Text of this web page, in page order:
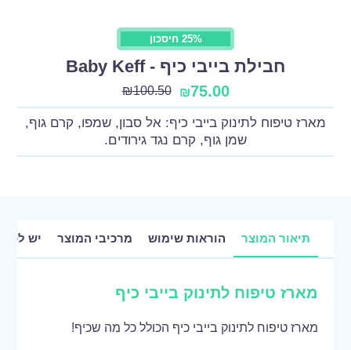
25% חיסכון
חבילת בייבי כיף - Baby Keff
₪75.00
₪100.50
מארז טיפוח לתינוק בייבי כיף: אל סבון, שמפו, קרם גוף,
שמן גוף, קרם נגד גירודים.
תיאור המוצר הוראות שימוש מרכיבי המוצר יש
מארז טיפוח לתינוק בייבי כיף
מארז טיפוח לתינוק בייבי כיף הכולל כל מה שכיף!